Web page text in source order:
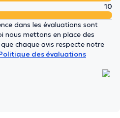
10
dans les évaluations sont
nous mettons en place des
chaque avis respecte notre
des évaluations